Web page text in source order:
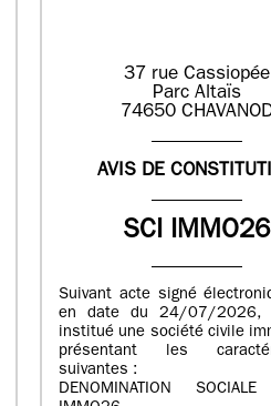
37 rue Cassiopée
Parc Altaïs
74650
AVIS DE
SCI IMMO26
Suivant acte signé
en date du 24/07/
institué une société civile
présentant les
suivantes :
DENOMINATION